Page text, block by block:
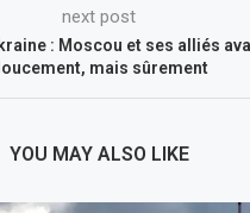
next post
: Moscou et ses alliés
mais sûrement
YOU MAY ALSO LIKE